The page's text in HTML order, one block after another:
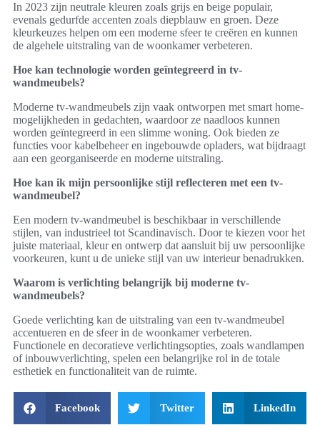
In 2023 zijn neutrale kleuren zoals grijs en beige populair,
evenals gedurfde accenten zoals diepblauw en groen. Deze
kleurkeuzes helpen om een moderne sfeer te creëren en kunnen
de algehele uitstraling van de woonkamer verbeteren.
Hoe kan technologie worden geïntegreerd in tv-
wandmeubels?
Moderne tv-wandmeubels zijn vaak ontworpen met smart home-
mogelijkheden in gedachten, waardoor ze naadloos kunnen
worden geïntegreerd in een slimme woning. Ook bieden ze
functies voor kabelbeheer en ingebouwde opladers, wat bijdraagt
aan een georganiseerde en moderne uitstraling.
Hoe kan ik mijn persoonlijke stijl reflecteren met een tv-
wandmeubel?
Een modern tv-wandmeubel is beschikbaar in verschillende
stijlen, van industrieel tot Scandinavisch. Door te kiezen voor het
juiste materiaal, kleur en ontwerp dat aansluit bij uw persoonlijke
voorkeuren, kunt u de unieke stijl van uw interieur benadrukken.
Waarom is verlichting belangrijk bij moderne tv-
wandmeubels?
Goede verlichting kan de uitstraling van een tv-wandmeubel
accentueren en de sfeer in de woonkamer verbeteren.
Functionele en decoratieve verlichtingsopties, zoals wandlampen
of inbouwverlichting, spelen een belangrijke rol in de totale
esthetiek en functionaliteit van de ruimte.
Facebook Twitter LinkedIn